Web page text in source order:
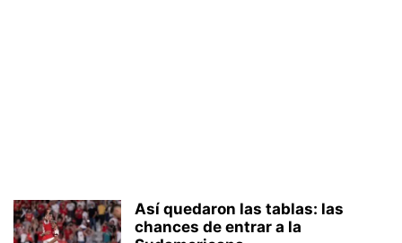
Así quedaron las tablas: las
chances de entrar a la